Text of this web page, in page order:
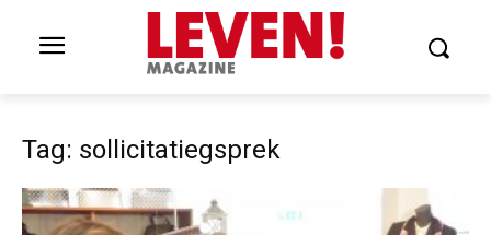
Tag: sollicitatiegsprek